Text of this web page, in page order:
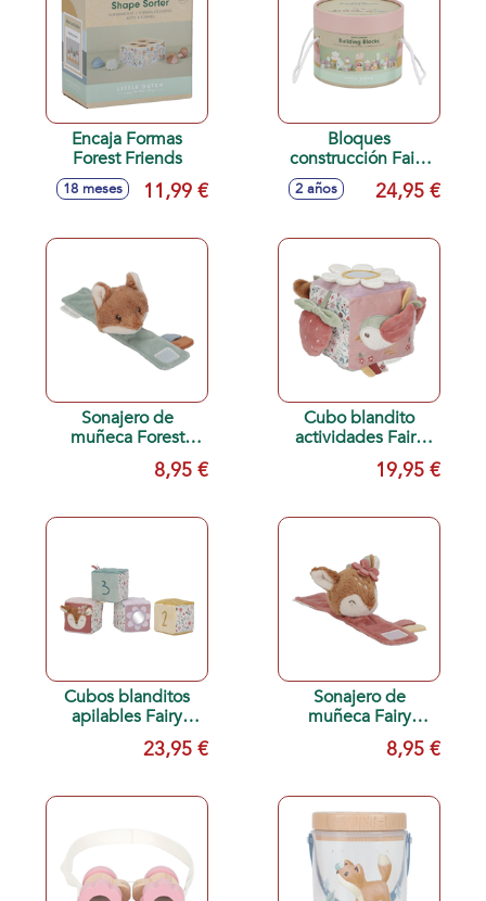
Encaja Formas
Forest Friends
18 meses 11,99 €
Bloques
construcción Fairy
Gardens
2 años 24,95 €
Sonajero de
muñeca Forest
8,95 €
Cubo blandito
actividades Fairy
Garden19,95 €
Cubos blanditos
apilables Fairy
Garden23,95 €
Sonajero de
muñeca Fairy
8,95 €